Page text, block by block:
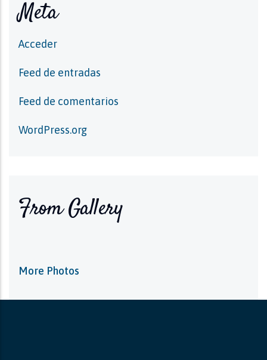
Meta
Acceder
Feed de entradas
Feed de comentarios
WordPress.org
From Gallery
More Photos